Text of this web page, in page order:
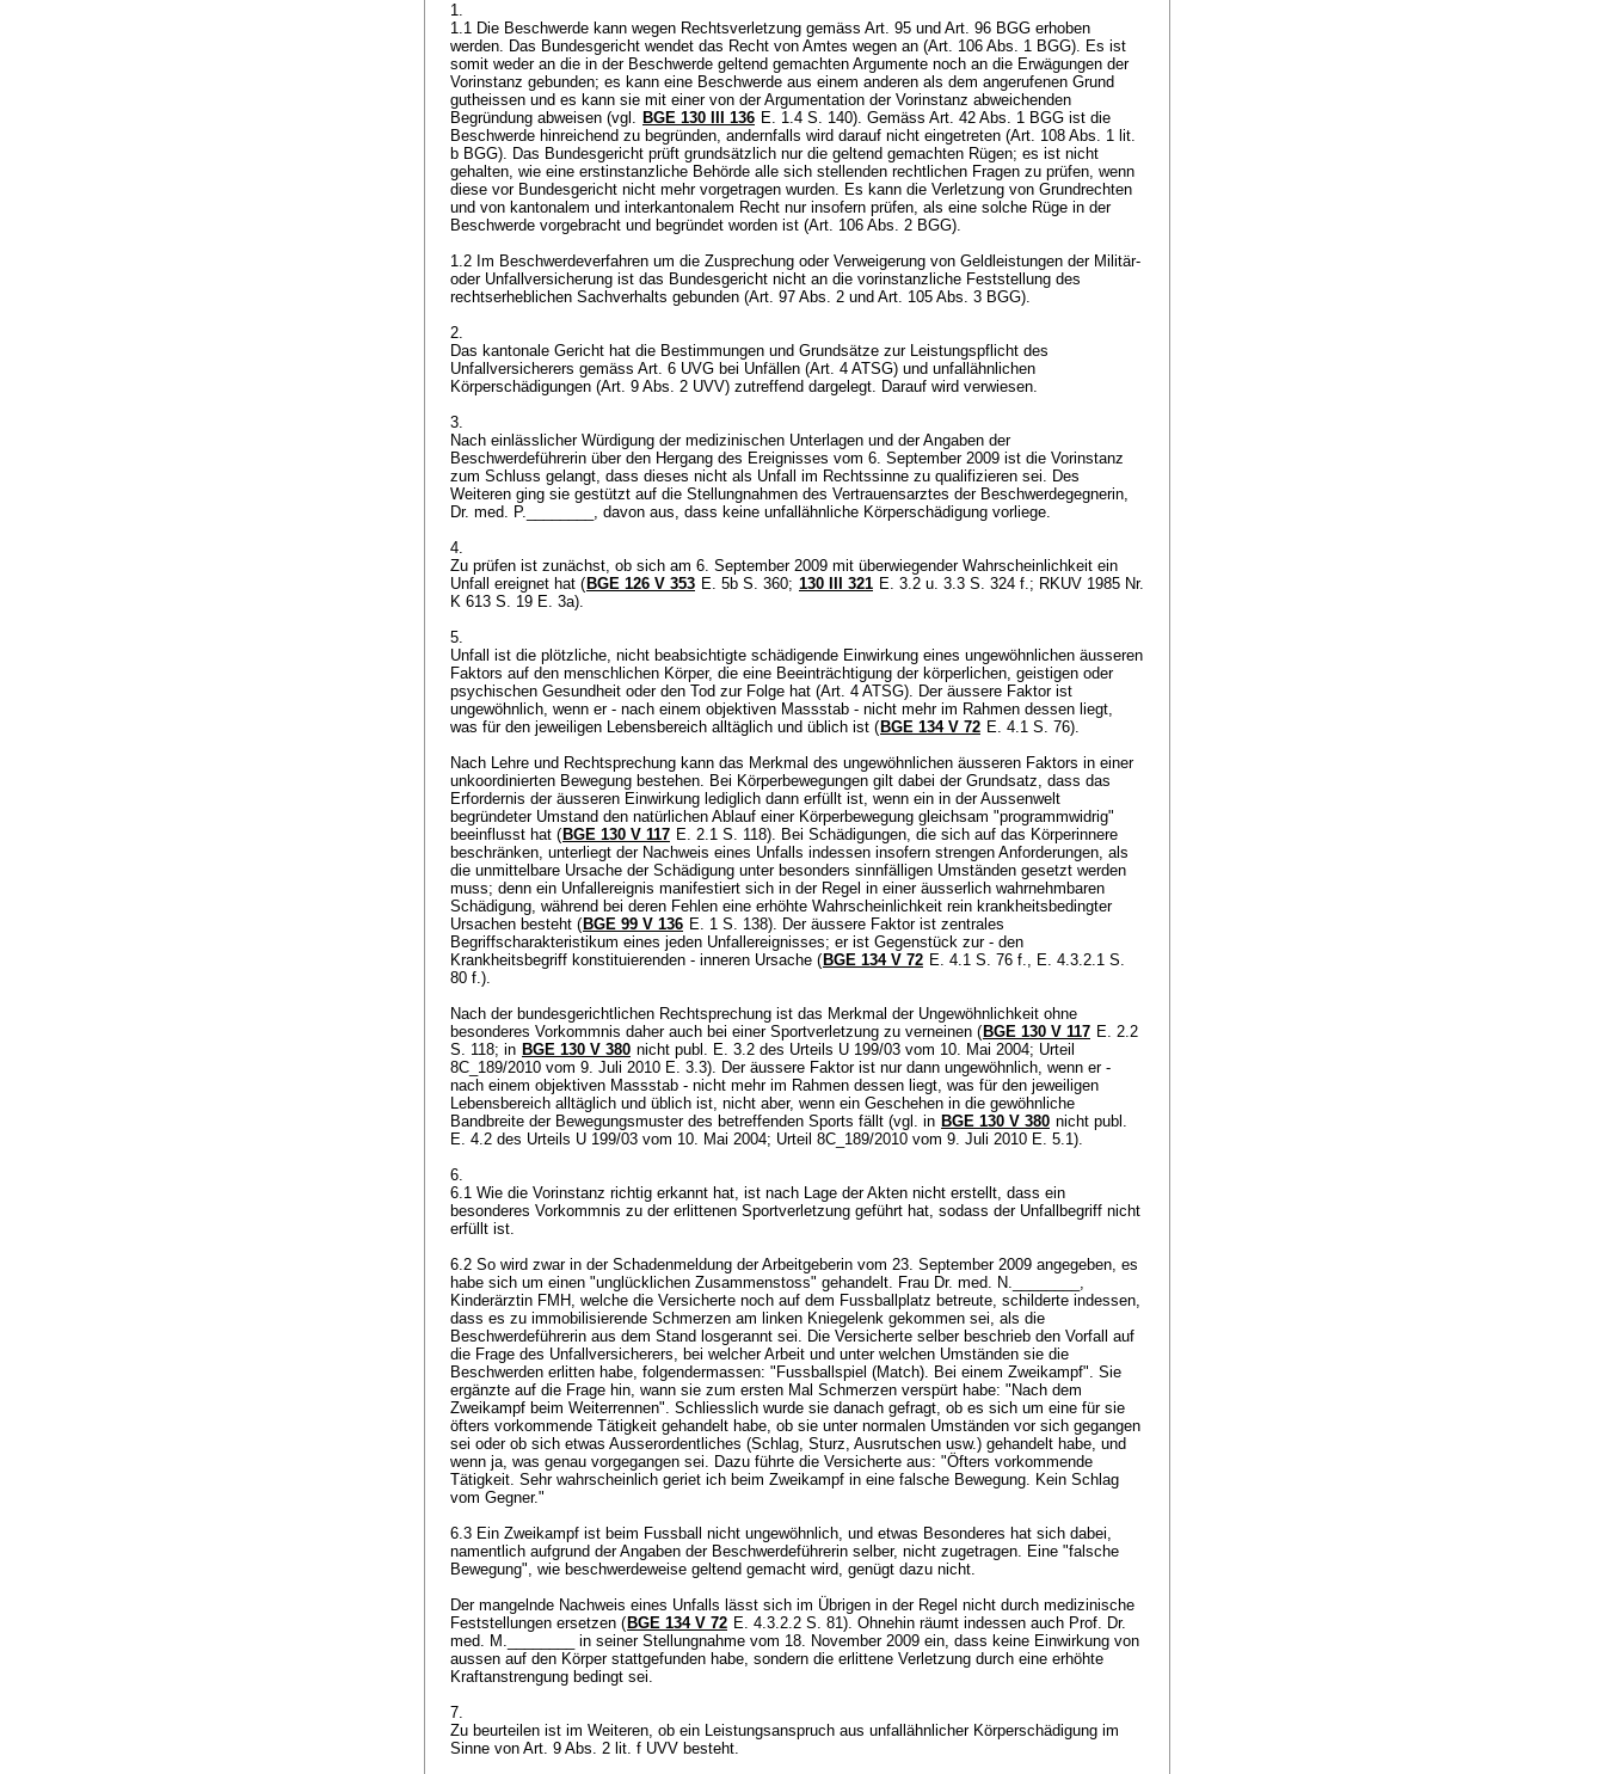
1.
1.1 Die Beschwerde kann wegen Rechtsverletzung gemäss Art. 95 und Art. 96 BGG erhoben
werden. Das Bundesgericht wendet das Recht von Amtes wegen an (Art. 106 Abs. 1 BGG). Es ist
somit weder an die in der Beschwerde geltend gemachten Argumente noch an die Erwägungen der
Vorinstanz gebunden; es kann eine Beschwerde aus einem anderen als dem angerufenen Grund
gutheissen und es kann sie mit einer von der Argumentation der Vorinstanz abweichenden
Begründung abweisen (vgl. BGE 130 III 136 E. 1.4 S. 140). Gemäss Art. 42 Abs. 1 BGG ist die
Beschwerde hinreichend zu begründen, andernfalls wird darauf nicht eingetreten (Art. 108 Abs. 1 lit.
b BGG). Das Bundesgericht prüft grundsätzlich nur die geltend gemachten Rügen; es ist nicht
gehalten, wie eine erstinstanzliche Behörde alle sich stellenden rechtlichen Fragen zu prüfen, wenn
diese vor Bundesgericht nicht mehr vorgetragen wurden. Es kann die Verletzung von Grundrechten
und von kantonalem und interkantonalem Recht nur insofern prüfen, als eine solche Rüge in der
Beschwerde vorgebracht und begründet worden ist (Art. 106 Abs. 2 BGG).
1.2 Im Beschwerdeverfahren um die Zusprechung oder Verweigerung von Geldleistungen der Militär-
oder Unfallversicherung ist das Bundesgericht nicht an die vorinstanzliche Feststellung des
rechtserheblichen Sachverhalts gebunden (Art. 97 Abs. 2 und Art. 105 Abs. 3 BGG).
2.
Das kantonale Gericht hat die Bestimmungen und Grundsätze zur Leistungspflicht des
Unfallversicherers gemäss Art. 6 UVG bei Unfällen (Art. 4 ATSG) und unfallähnlichen
Körperschädigungen (Art. 9 Abs. 2 UVV) zutreffend dargelegt. Darauf wird verwiesen.
3.
Nach einlässlicher Würdigung der medizinischen Unterlagen und der Angaben der
Beschwerdeführerin über den Hergang des Ereignisses vom 6. September 2009 ist die Vorinstanz
zum Schluss gelangt, dass dieses nicht als Unfall im Rechtssinne zu qualifizieren sei. Des
Weiteren ging sie gestützt auf die Stellungnahmen des Vertrauensarztes der Beschwerdegegnerin,
Dr. med. P.________, davon aus, dass keine unfallähnliche Körperschädigung vorliege.
4.
Zu prüfen ist zunächst, ob sich am 6. September 2009 mit überwiegender Wahrscheinlichkeit ein
Unfall ereignet hat ( BGE 126 V 353 E. 5b S. 360; 130 III 321 E. 3.2 u. 3.3 S. 324 f.; RKUV 1985 Nr.
K 613 S. 19 E. 3a).
5.
Unfall ist die plötzliche, nicht beabsichtigte schädigende Einwirkung eines ungewöhnlichen äusseren
Faktors auf den menschlichen Körper, die eine Beeinträchtigung der körperlichen, geistigen oder
psychischen Gesundheit oder den Tod zur Folge hat (Art. 4 ATSG). Der äussere Faktor ist
ungewöhnlich, wenn er - nach einem objektiven Massstab - nicht mehr im Rahmen dessen liegt,
was für den jeweiligen Lebensbereich alltäglich und üblich ist ( BGE 134 V 72 E. 4.1 S. 76).
Nach Lehre und Rechtsprechung kann das Merkmal des ungewöhnlichen äusseren Faktors in einer
unkoordinierten Bewegung bestehen. Bei Körperbewegungen gilt dabei der Grundsatz, dass das
Erfordernis der äusseren Einwirkung lediglich dann erfüllt ist, wenn ein in der Aussenwelt
begründeter Umstand den natürlichen Ablauf einer Körperbewegung gleichsam "programmwidrig"
beeinflusst hat ( BGE 130 V 117 E. 2.1 S. 118). Bei Schädigungen, die sich auf das Körperinnere
beschränken, unterliegt der Nachweis eines Unfalls indessen insofern strengen Anforderungen, als
die unmittelbare Ursache der Schädigung unter besonders sinnfälligen Umständen gesetzt werden
muss; denn ein Unfallereignis manifestiert sich in der Regel in einer äusserlich wahrnehmbaren
Schädigung, während bei deren Fehlen eine erhöhte Wahrscheinlichkeit rein krankheitsbedingter
Ursachen besteht ( BGE 99 V 136 E. 1 S. 138). Der äussere Faktor ist zentrales
Begriffscharakteristikum eines jeden Unfallereignisses; er ist Gegenstück zur - den
Krankheitsbegriff konstituierenden - inneren Ursache ( BGE 134 V 72 E. 4.1 S. 76 f., E. 4.3.2.1 S.
80 f.).
Nach der bundesgerichtlichen Rechtsprechung ist das Merkmal der Ungewöhnlichkeit ohne
besonderes Vorkommnis daher auch bei einer Sportverletzung zu verneinen ( BGE 130 V 117 E. 2.2
S. 118; in BGE 130 V 380 nicht publ. E. 3.2 des Urteils U 199/03 vom 10. Mai 2004; Urteil
8C_189/2010 vom 9. Juli 2010 E. 3.3). Der äussere Faktor ist nur dann ungewöhnlich, wenn er -
nach einem objektiven Massstab - nicht mehr im Rahmen dessen liegt, was für den jeweiligen
Lebensbereich alltäglich und üblich ist, nicht aber, wenn ein Geschehen in die gewöhnliche
Bandbreite der Bewegungsmuster des betreffenden Sports fällt (vgl. in BGE 130 V 380 nicht publ.
E. 4.2 des Urteils U 199/03 vom 10. Mai 2004; Urteil 8C_189/2010 vom 9. Juli 2010 E. 5.1).
6.
6.1 Wie die Vorinstanz richtig erkannt hat, ist nach Lage der Akten nicht erstellt, dass ein
besonderes Vorkommnis zu der erlittenen Sportverletzung geführt hat, sodass der Unfallbegriff nicht
erfüllt ist.
6.2 So wird zwar in der Schadenmeldung der Arbeitgeberin vom 23. September 2009 angegeben, es
habe sich um einen "unglücklichen Zusammenstoss" gehandelt. Frau Dr. med. N.________,
Kinderärztin FMH, welche die Versicherte noch auf dem Fussballplatz betreute, schilderte indessen,
dass es zu immobilisierende Schmerzen am linken Kniegelenk gekommen sei, als die
Beschwerdeführerin aus dem Stand losgerannt sei. Die Versicherte selber beschrieb den Vorfall auf
die Frage des Unfallversicherers, bei welcher Arbeit und unter welchen Umständen sie die
Beschwerden erlitten habe, folgendermassen: "Fussballspiel (Match). Bei einem Zweikampf". Sie
ergänzte auf die Frage hin, wann sie zum ersten Mal Schmerzen verspürt habe: "Nach dem
Zweikampf beim Weiterrennen". Schliesslich wurde sie danach gefragt, ob es sich um eine für sie
öfters vorkommende Tätigkeit gehandelt habe, ob sie unter normalen Umständen vor sich gegangen
sei oder ob sich etwas Ausserordentliches (Schlag, Sturz, Ausrutschen usw.) gehandelt habe, und
wenn ja, was genau vorgegangen sei. Dazu führte die Versicherte aus: "Öfters vorkommende
Tätigkeit. Sehr wahrscheinlich geriet ich beim Zweikampf in eine falsche Bewegung. Kein Schlag
vom Gegner."
6.3 Ein Zweikampf ist beim Fussball nicht ungewöhnlich, und etwas Besonderes hat sich dabei,
namentlich aufgrund der Angaben der Beschwerdeführerin selber, nicht zugetragen. Eine "falsche
Bewegung", wie beschwerdeweise geltend gemacht wird, genügt dazu nicht.
Der mangelnde Nachweis eines Unfalls lässt sich im Übrigen in der Regel nicht durch medizinische
Feststellungen ersetzen ( BGE 134 V 72 E. 4.3.2.2 S. 81). Ohnehin räumt indessen auch Prof. Dr.
med. M.________ in seiner Stellungnahme vom 18. November 2009 ein, dass keine Einwirkung von
aussen auf den Körper stattgefunden habe, sondern die erlittene Verletzung durch eine erhöhte
Kraftanstrengung bedingt sei.
7.
Zu beurteilen ist im Weiteren, ob ein Leistungsanspruch aus unfallähnlicher Körperschädigung im
Sinne von Art. 9 Abs. 2 lit. f UVV besteht.